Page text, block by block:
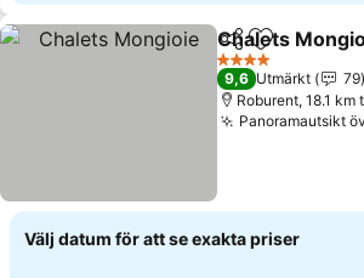
Dela Lägg till i
Chalets
4 Stjärnor
9,6 Utmärkt
79
Roburent, 18.1 km
Panoramautsikt
Välj datum för att se exakta priser